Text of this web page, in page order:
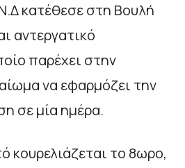
κατέθεσε στη Βουλή
αντεργατικό
παρέχει στην
να εφαρμόζει την
σε μία ημέρα.
κουρελιάζεται το 8ωρο,